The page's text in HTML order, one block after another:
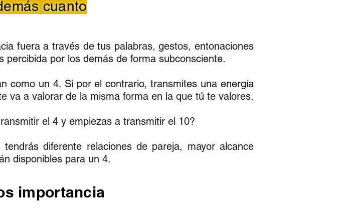
cuanto
fuera a través de tus palabras, gestos, entonaciones
percibida por los demás de forma subconsciente.
como un 4. Si por el contrario, transmites una energía
va a valorar de la misma forma en la que tú te valores.
el 4 y empiezas a transmitir el 10?
diferente relaciones de pareja, mayor alcance
disponibles para un 4.
importancia